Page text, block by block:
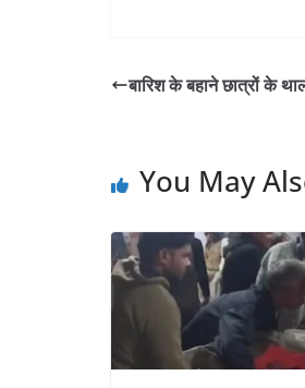
s
p
e
o
k
er
बारिश के बहाने छात्रों के
You May